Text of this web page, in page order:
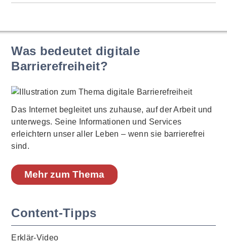
Was bedeutet digitale
Barrierefreiheit?
Das Internet begleitet uns zuhause, auf der Arbeit und
unterwegs. Seine Informationen und Services
erleichtern unser aller Leben – wenn sie barrierefrei
sind.
Mehr zum Thema
Content-Tipps
Erklär-Video